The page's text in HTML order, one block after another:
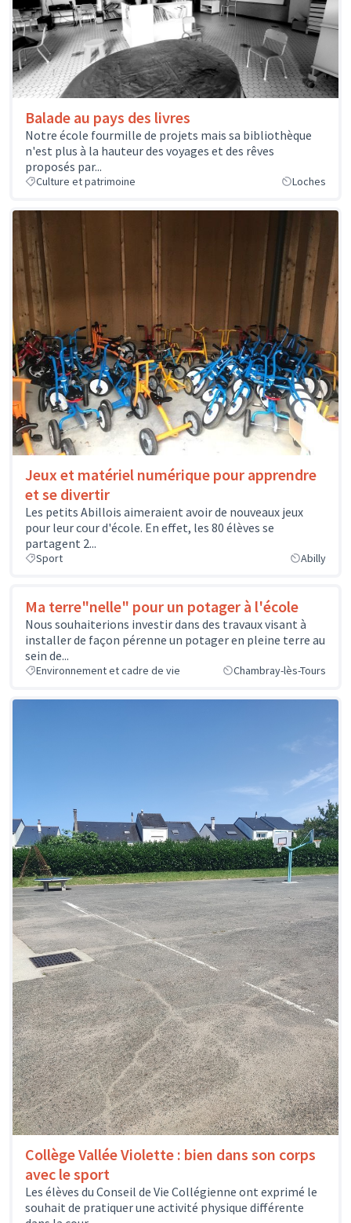
Balade au pays des livres
Notre école fourmille de projets mais sa bibliothèque
n'est plus à la hauteur des voyages et des rêves
proposés par...
Culture et patrimoine Loches
Jeux et matériel numérique pour apprendre
et se divertir
Les petits Abillois aimeraient avoir de nouveaux jeux
pour leur cour d'école. En effet, les 80 élèves se
partagent 2...
Sport Abilly
Ma terre"nelle" pour un potager à l'école
Nous souhaiterions investir dans des travaux visant à
installer de façon pérenne un potager en pleine terre au
sein de...
Environnement et cadre de vie Chambray-lès-Tours
Collège Vallée Violette : bien dans son corps
avec le sport
Les élèves du Conseil de Vie Collégienne ont exprimé le
souhait de pratiquer une activité physique différente